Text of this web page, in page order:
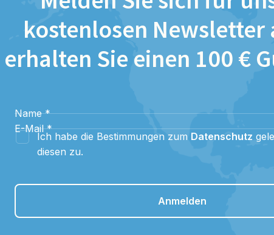
kostenlosen Newsletter
erhalten Sie einen 100 €
Name *
E-Mail *
Ich habe die Bestimmungen zum Datenschutz
diesen zu.
Anmelden